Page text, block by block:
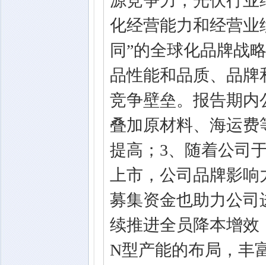
化经营能力和经营业
同”的全球化品牌战
品性能和品质、品
竞争壁垒。报告期
叠加原材料、海运
提高；3、随着公司
上市，公司品牌影
募集资金也助力公
续推进全员降本增
N型产能的布局，丰